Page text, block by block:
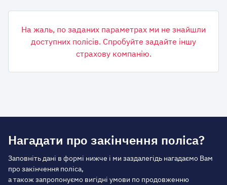
На жаль, по заданих параметрах ми не знайшли
доступних полісів. Спробуйте задайте іншу
страхову компанію.
Нагадати про закінчення поліса?
Заповніть дані в формі нижче і ми заздалегідь нагадаємо Вам
про закінчення поліса,
а також запропонуємо вигідні умови по продовженню